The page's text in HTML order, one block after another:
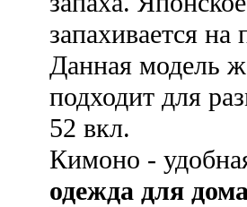
запахивается
Данная модель
подходит для
52 вкл.
Кимоно -
одежда для